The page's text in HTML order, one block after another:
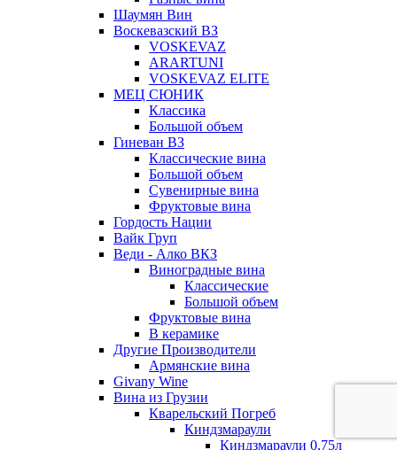
Шаумян Вин
Воскевазский ВЗ
VOSKEVAZ
ARARTUNI
VOSKEVAZ ELITE
МЕЦ СЮНИК
Классика
Большой объем
Гиневан ВЗ
Классические вина
Большой объем
Сувенирные вина
Фруктовые вина
Гордость Нации
Вайк Груп
Веди - Алко ВКЗ
Виноградные вина
Классические
Большой объем
Фруктовые вина
В керамике
Другие Производители
Армянские вина
Givany Wine
Вина из Грузии
Кварельский Погреб
Киндзмараули
Киндзмараули 0,75л